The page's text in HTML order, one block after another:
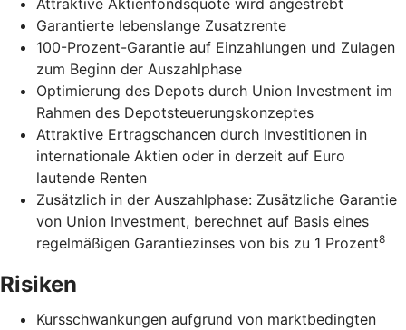
Garantierte lebenslange Zusatzrente
100-Prozent-Garantie auf Einzahlungen und Zulagen
zum Beginn der Auszahlphase
Optimierung des Depots durch Union Investment im
Rahmen des Depotsteuerungskonzeptes
Attraktive Ertragschancen durch Investitionen in
internationale Aktien oder in derzeit auf Euro
lautende Renten
Zusätzlich in der Auszahlphase: Zusätzliche Garantie
von Union Investment, berechnet auf Basis eines
regelmäßigen Garantiezinses von bis zu 1 Prozent8
Risiken
Kursschwankungen aufgrund von marktbedingten